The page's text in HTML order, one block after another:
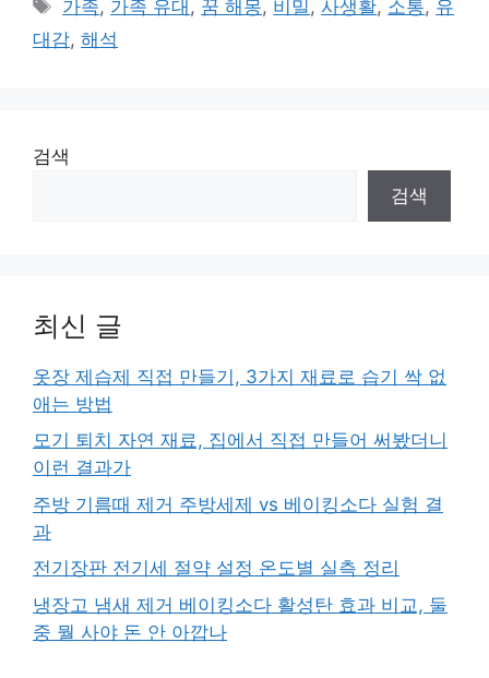
고
리
그
가족, 가족 유대 , 꿈 해몽, 비밀 ,사생활, 소통, 유
대감, 해석
검색
검색
최신 글
옷장 제습제 직접 만들기, 3가지 재료로 습기 싹 없
애는 방법
모기 퇴치 자연 재료, 집에서 직접 만들어 써봤더니
이런 결과가
주방 기름때 제거 주방세제 vs 베이킹소다 실험 결
과
전기장판 전기세 절약 설정 온도별 실측 정리
냉장고 냄새 제거 베이킹소다 활성탄 효과 비교, 둘
중 뭘 사야 돈 안 아깝나